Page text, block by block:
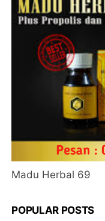
Madu Herbal 69
POPULAR POSTS